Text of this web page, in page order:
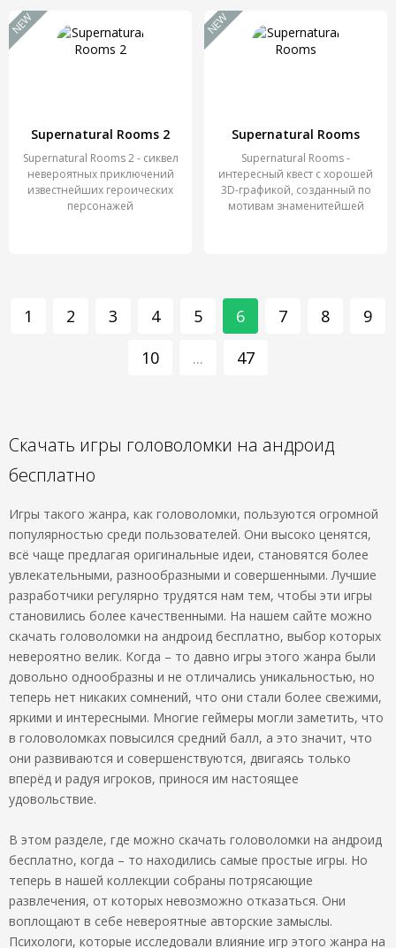
Supernatural Rooms 2
Supernatural Rooms 2 - сиквел
невероятных приключений
известнейших героических
персонажей
NEW
Supernatural Rooms
Supernatural Rooms -
интересный квест с хорошей
3D-графикой, созданный по
мотивам знаменитейшей
NEW
1 2 3 4 5 6 7 8
9
10
... 47
Скачать игры головоломки на андроид
бесплатно
Игры такого жанра, как головоломки, пользуются огромной
популярностью среди пользователей. Они высоко ценятся,
всё чаще предлагая оригинальные идеи, становятся более
увлекательными, разнообразными и совершенными. Лучшие
разработчики регулярно трудятся нам тем, чтобы эти игры
становились более качественными. На нашем сайте можно
скачать головоломки на андроид бесплатно, выбор которых
невероятно велик. Когда – то давно игры этого жанра были
довольно однообразны и не отличались уникальностью, но
теперь нет никаких сомнений, что они стали более свежими,
яркими и интересными. Многие геймеры могли заметить, что
в головоломках повысился средний балл, а это значит, что
они развиваются и совершенствуются, двигаясь только
вперёд и радуя игроков, принося им настоящее
удовольствие.
В этом разделе, где можно скачать головоломки на андроид
бесплатно, когда – то находились самые простые игры. Но
теперь в нашей коллекции собраны потрясающие
развлечения, от которых невозможно отказаться. Они
воплощают в себе невероятные авторские замыслы.
Психологи, которые исследовали влияние игр этого жанра на